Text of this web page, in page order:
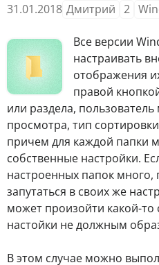
31.01.2018 Дмитрий 2
Все версии
настраивать
отображения
правой
или раздела,
просмотра, тип
причем для каждой папки
собственные настройки.
настроенных папок много,
запутаться в своих же
может произойти какой-
настойки не должным
В этом случае можно